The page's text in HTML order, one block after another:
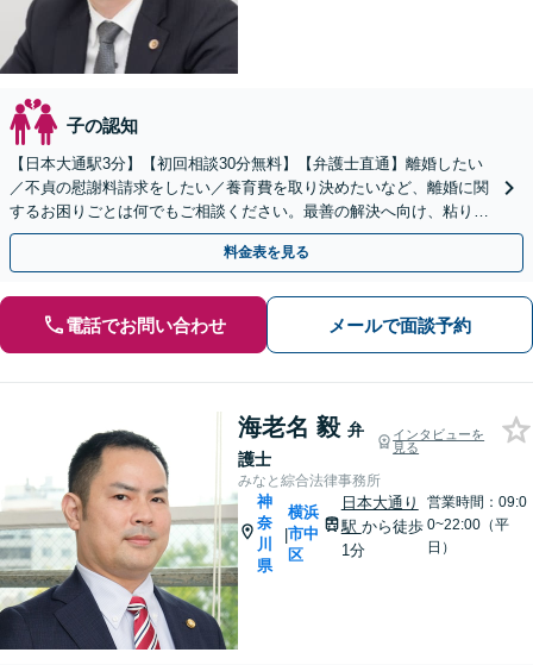
子の認知
【日本大通駅3分】【初回相談30分無料】【弁護士直通】離婚したい
／不貞の慰謝料請求をしたい／養育費を取り決めたいなど、離婚に関
するお困りごとは何でもご相談ください。最善の解決へ向け、粘り強
く対応【当日・夜間・土日相談可】調停・訴訟も実績豊富
料金表を見る
電話でお問い合わせ メールで面談予約
海老名 毅 弁
護士
インタビューを
見る
みなと綜合法律事務所
神
奈
川
県
|
横浜
市中
区
日本大通り
駅 から徒歩
1分
営業時間：09:0
0~22:00（平
日）